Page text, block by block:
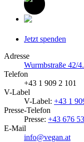
Jetzt spenden
Adresse
Wurmbstraße 42/
Telefon
+43 1 909 2 101
V-Label
V-Label: +43 1
Presse-Telefon
Presse: +43 676
E-Mail
info@vegan.at